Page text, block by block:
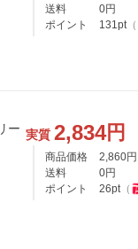
送料
0円
ポイント
131pt（
ー 実質 2,834円
商品価格 2,860円
送料
0円
ポイント
26pt（